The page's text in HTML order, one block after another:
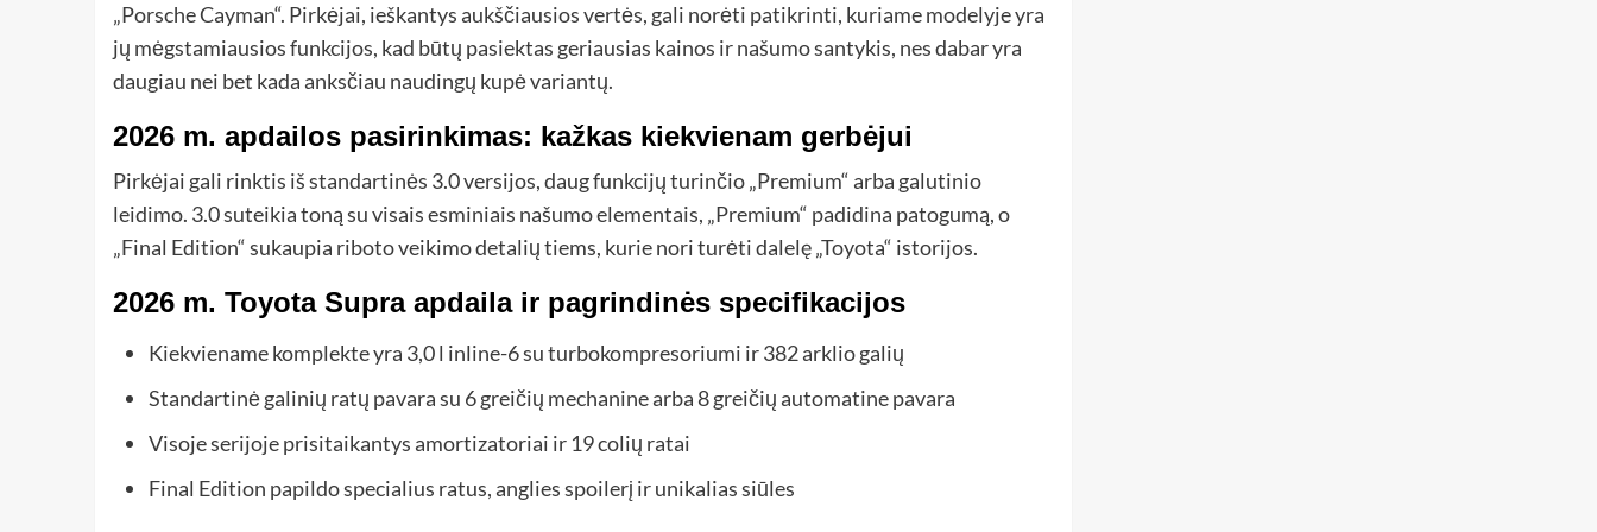
„Porsche Cayman“. Pirkėjai, ieškantys aukščiausios vertės, gali norėti patikrinti, kuriame modelyje yra
jų mėgstamiausios funkcijos, kad būtų pasiektas geriausias kainos ir našumo santykis, nes dabar yra
daugiau nei bet kada anksčiau naudingų kupė variantų.
2026 m. apdailos pasirinkimas: kažkas kiekvienam gerbėjui
Pirkėjai gali rinktis iš standartinės 3.0 versijos, daug funkcijų turinčio „Premium“ arba galutinio
leidimo. 3.0 suteikia toną su visais esminiais našumo elementais, „Premium“ padidina patogumą, o
„Final Edition“ sukaupia riboto veikimo detalių tiems, kurie nori turėti dalelę „Toyota“ istorijos.
2026 m. Toyota Supra apdaila ir pagrindinės specifikacijos
Kiekviename komplekte yra 3,0 l inline-6 ​​su turbokompresoriumi ir 382 arklio galių
Standartinė galinių ratų pavara su 6 greičių mechanine arba 8 greičių automatine pavara
Visoje serijoje prisitaikantys amortizatoriai ir 19 colių ratai
Final Edition papildo specialius ratus, anglies spoilerį ir unikalias siūles